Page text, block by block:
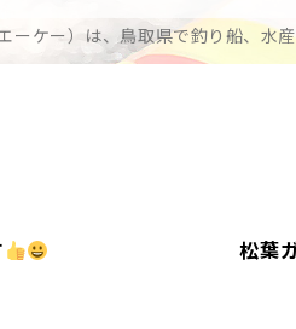
ーケー）は、鳥取県で釣り船、水
松葉